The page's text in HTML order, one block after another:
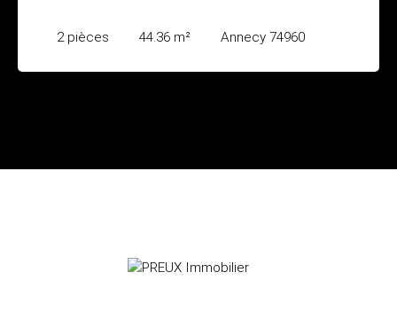
2 pièces 44.36 m² Annecy 74960